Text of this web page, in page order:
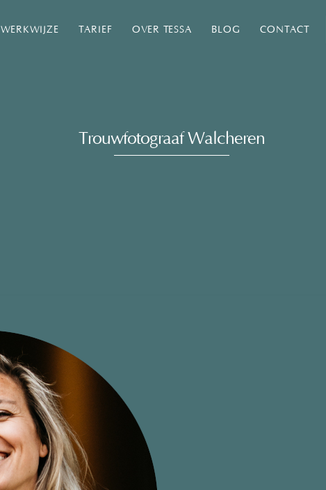
WERKWIJZE TARIEF OVER TESSA BLOG CONTACT
Trouwfotograaf Walcheren